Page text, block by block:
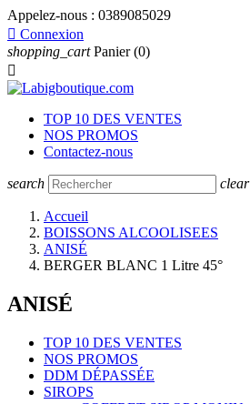
Appelez-nous : 0389085029
 Connexion
shopping_cart Panier (0)

TOP 10 DES VENTES
NOS PROMOS
Contactez-nous
search clear
Accueil
BOISSONS ALCOOLISEES
ANISÉ
BERGER BLANC 1 Litre 45°
ANISÉ
TOP 10 DES VENTES
NOS PROMOS
DDM DÉPASSÉE
SIROPS